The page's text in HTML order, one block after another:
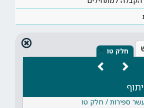
חלק טו ×
ספירות / חלק טו